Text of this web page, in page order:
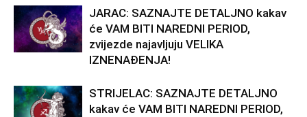
JARAC: SAZNAJTE DETALJNO kakav
će VAM BITI NAREDNI PERIOD,
zvijezde najavljuju VELIKA
IZNENAĐENJA!
STRIJELAC: SAZNAJTE DETALJNO
kakav će VAM BITI NAREDNI PERIOD,